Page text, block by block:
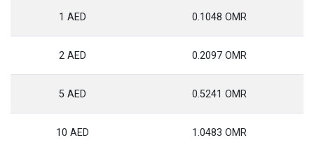
1 AED 0.1048 OMR
2 AED 0.2097 OMR
5 AED 0.5241 OMR
10 AED 1.0483 OMR